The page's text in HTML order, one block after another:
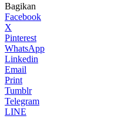
Bagikan
Facebook
X
Pinterest
WhatsApp
Linkedin
Email
Print
Tumblr
Telegram
LINE